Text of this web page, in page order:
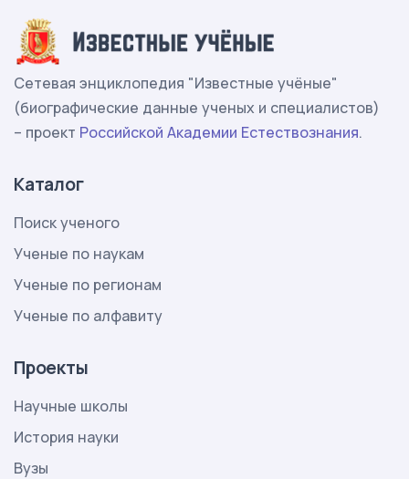
Сетевая энциклопедия "Известные учёные"
(биографические данные ученых и специалистов)
– проект Российской Академии Естествознания.
Каталог
Поиск ученого
Ученые по наукам
Ученые по регионам
Ученые по алфавиту
Проекты
Научные школы
История науки
Вузы